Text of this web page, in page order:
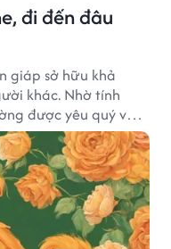
đi đến đâu
giáp sở hữu khả
khác. Nhờ tính
được yêu quý và